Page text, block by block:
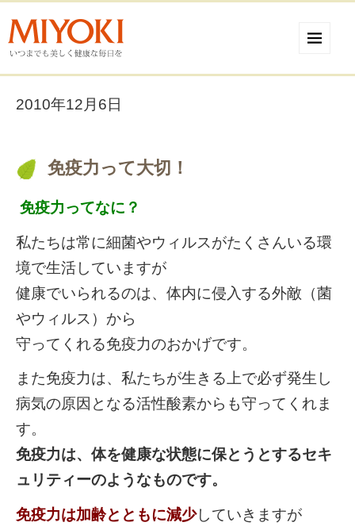
2010年12月6日
免疫力って大切！
免疫力ってなに？
私たちは常に細菌やウィルスがたくさんいる環
境で生活していますが
健康でいられるのは、体内に侵入する外敵（菌
やウィルス）から
守ってくれる免疫力のおかげです。
また免疫力は、私たちが生きる上で必ず発生し
病気の原因となる活性酸素からも守ってくれま
す。
免疫力は、体を健康な状態に保とうとするセキ
ュリティーのようなものです。
免疫力は加齢とともに減少していきますが